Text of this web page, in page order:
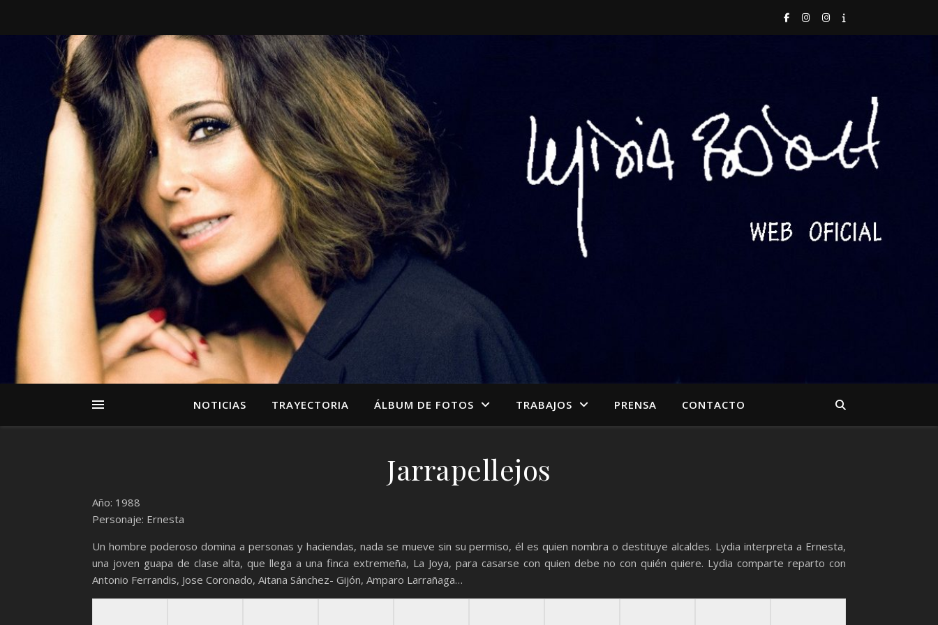
NOTICIAS TRAYECTORIA ÁLBUM DE FOTOS TRABAJOS PRENSA CONTACTO
Jarrapellejos
Año: 1988
Personaje: Ernesta
Un hombre poderoso domina a personas y haciendas, nada se mueve sin su permiso, él es quien nombra o destituye alcaldes. Lydia interpreta a Ernesta,
una joven guapa de clase alta, que llega a una finca extremeña, La Joya, para casarse con quien debe no con quién quiere. Lydia comparte reparto con
Antonio Ferrandis, Jose Coronado, Aitana Sánchez- Gijón, Amparo Larrañaga…